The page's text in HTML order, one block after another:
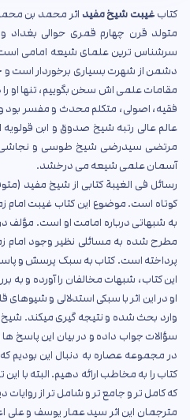
کتاب غیبت شیخ مفید اثر محمد بن
متولد قرن چهارم قمری حوالی بغداد
سرشناس ترین علمای شیعه امامی
دشمن از شهرت بسیاری برخوردار است و
مقامات علمی اش سخن بگوییم، تنها او
فقیه، اصولی، متکلم محدث و مفسر بود
عالم عالی رتبه شیخ صدوق و ابن
مرتضی سیدرضی شیخ طوسی و نجاشی را
آسمان علمی شیعه می درخشد.
کوتاه است. موضوع این کتاب غیبت امام
به شبهاتی درباره امامت او است. مؤلف
مطرح شده به مسائلی نظیر وجود امام
پرداخته است. کتاب به سبک پرسش و
این کتاب، شبهات مخالفان را آورده و به
او در این اثر با سبکی استدلالی و
وارد بحث شده و نتیجه گیری میکند. شیخ
سؤالات جواب داده و در بیان این پاسخ
در مجموعه عصاره به دنبال این بودیم
کتاب را به مخاطب ارائه دهیم. البته با
که کامل تر و جامع تر و شامل تر از روایات
مترجمان این اثر سید عمار یوسف و علی